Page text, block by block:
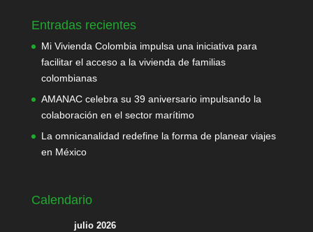
Entradas recientes
Mi Vivienda Colombia impulsa una iniciativa para
facilitar el acceso a la vivienda de familias
colombianas
AMANAC celebra su 39 aniversario impulsando la
colaboración en el sector marítimo
La omnicanalidad redefine la forma de planear viajes
en México
Calendario
julio 2026